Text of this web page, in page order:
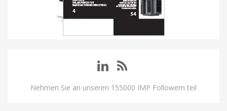
Nehmen Sie an unseren 155000 IMP Followern teil